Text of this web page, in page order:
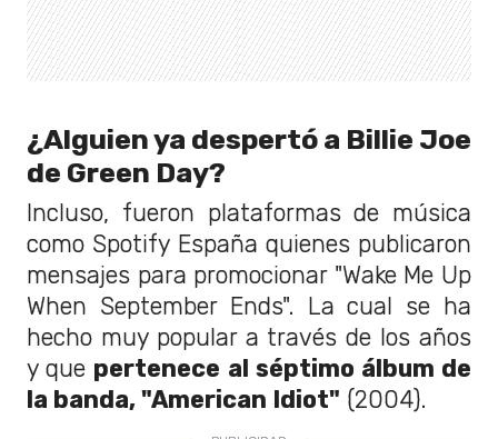
¿Alguien ya despertó a Billie Joe
de Green Day?
Incluso, fueron plataformas de música
como Spotify España quienes publicaron
mensajes para promocionar "Wake Me Up
When September Ends". La cual se ha
hecho muy popular a través de los años
y que pertenece al séptimo álbum de
la banda, "American Idiot" (2004).